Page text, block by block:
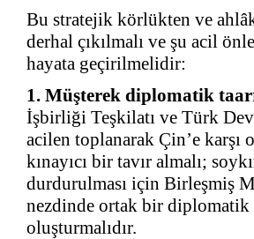
Bu stratejik körlükten ve
derhal çıkılmalı ve şu acil
hayata geçirilmelidir:
1. Müşterek diplomatik
İşbirliği Teşkilatı ve Türk
acilen toplanarak Çin’e karşı
kınayıcı bir tavır almalı;
durdurulması için Birleşmiş
nezdinde ortak bir diplomatik
oluşturmalıdır.